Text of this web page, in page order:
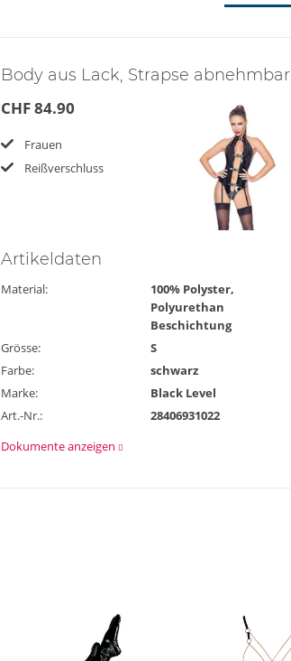
Body aus Lack, Strapse abnehmbar
CHF 84.90
Frauen
Reißverschluss
Artikeldaten
Material:
100% Polyster,
Polyurethan
Beschichtung
Grösse:
S
Farbe:
schwarz
Marke:
Black Level
Art.-Nr.:
28406931022
Dokumente anzeigen